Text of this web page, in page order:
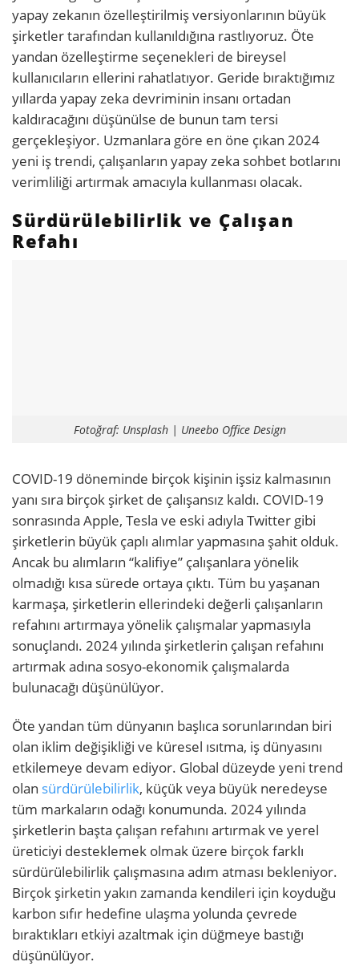
yapay zekanın özelleştirilmiş versiyonlarının büyük
şirketler tarafından kullanıldığına rastlıyoruz. Öte
yandan özelleştirme seçenekleri de bireysel
kullanıcıların ellerini rahatlatıyor. Geride bıraktığımız
yıllarda yapay zeka devriminin insanı ortadan
kaldıracağını düşünülse de bunun tam tersi
gerçekleşiyor. Uzmanlara göre en öne çıkan 2024
yeni iş trendi, çalışanların yapay zeka sohbet botlarını
verimliliği artırmak amacıyla kullanması olacak.
Sürdürülebilirlik ve Çalışan
Refahı
Fotoğraf: Unsplash | Uneebo Office Design
COVID-19 döneminde birçok kişinin işsiz kalmasının
yanı sıra birçok şirket de çalışansız kaldı. COVID-19
sonrasında Apple, Tesla ve eski adıyla Twitter gibi
şirketlerin büyük çaplı alımlar yapmasına şahit olduk.
Ancak bu alımların “kalifiye” çalışanlara yönelik
olmadığı kısa sürede ortaya çıktı. Tüm bu yaşanan
karmaşa, şirketlerin ellerindeki değerli çalışanların
refahını artırmaya yönelik çalışmalar yapmasıyla
sonuçlandı. 2024 yılında şirketlerin çalışan refahını
artırmak adına sosyo-ekonomik çalışmalarda
bulunacağı düşünülüyor.
Öte yandan tüm dünyanın başlıca sorunlarından biri
olan iklim değişikliği ve küresel ısıtma, iş dünyasını
etkilemeye devam ediyor. Global düzeyde yeni trend
olan sürdürülebilirlik, küçük veya büyük neredeyse
tüm markaların odağı konumunda. 2024 yılında
şirketlerin başta çalışan refahını artırmak ve yerel
üreticiyi desteklemek olmak üzere birçok farklı
sürdürülebilirlik çalışmasına adım atması bekleniyor.
Birçok şirketin yakın zamanda kendileri için koyduğu
karbon sıfır hedefine ulaşma yolunda çevrede
bıraktıkları etkiyi azaltmak için düğmeye bastığı
düşünülüyor.